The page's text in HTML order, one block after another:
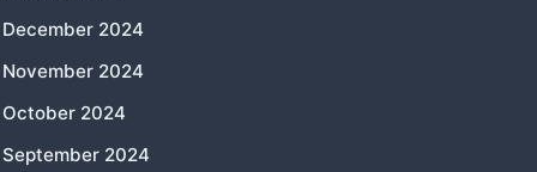
December 2024
November 2024
October 2024
September 2024